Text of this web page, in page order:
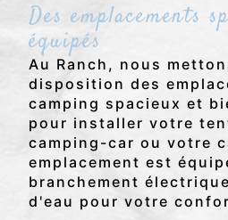
Des emplacements
équipés
Au Ranch, nous
disposition des
camping spacieux et
pour installer votre
camping-car ou votre
emplacement est
branchement
d'eau pour votre